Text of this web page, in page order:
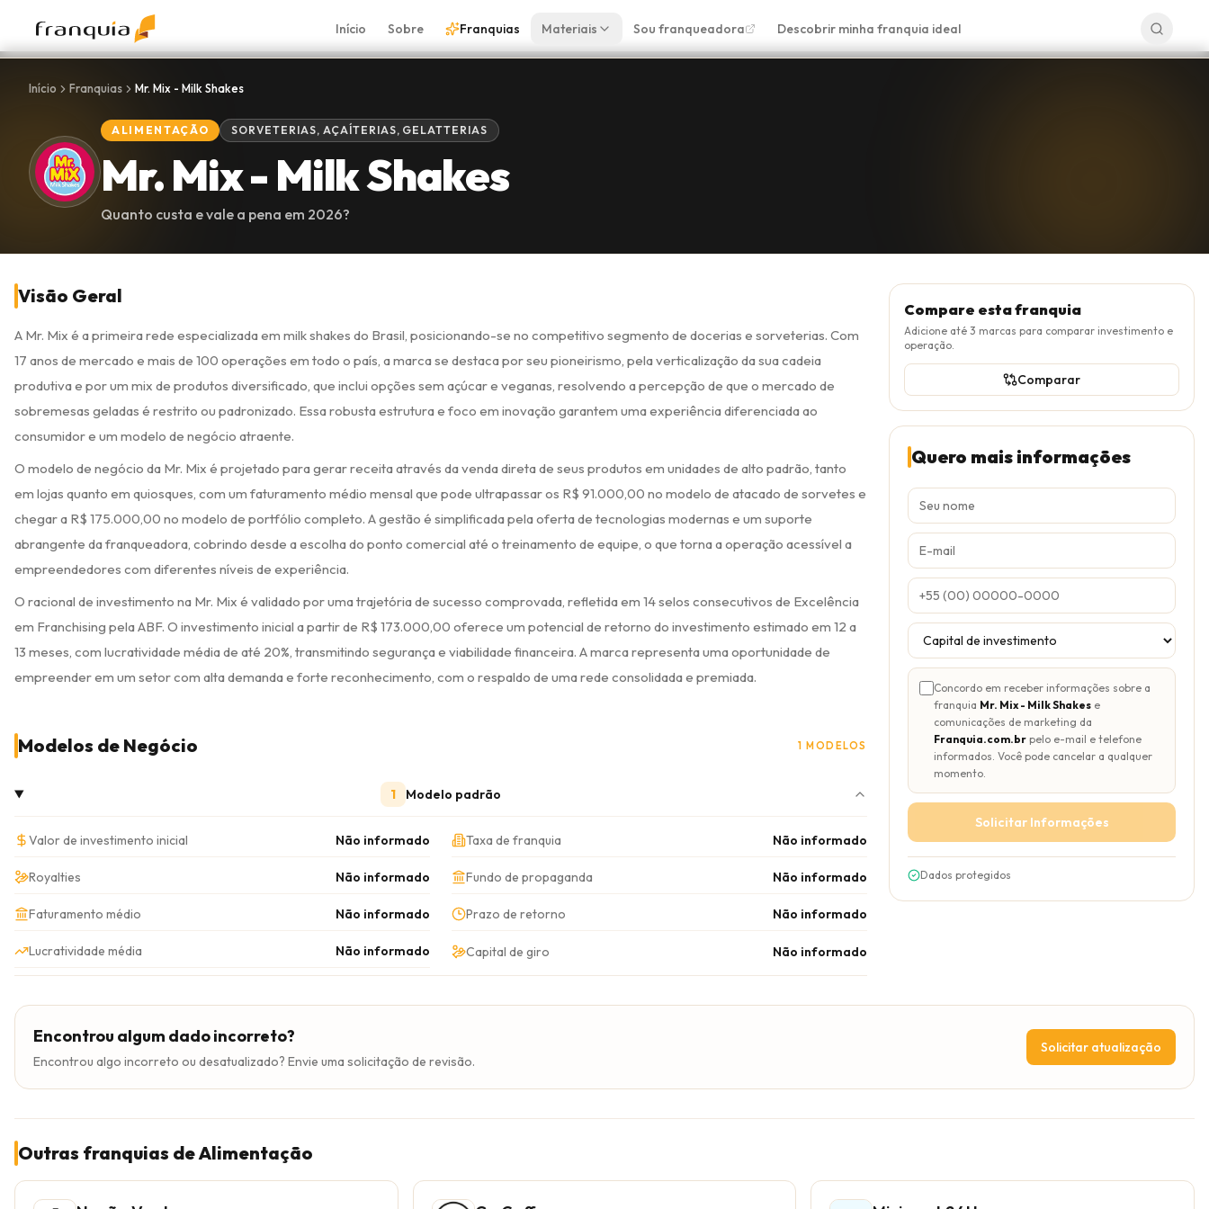
Início Sobre Franquias Materiais Sou franqueadora Descobrir minha franquia ideal
Início Franquias Mr. Mix - Milk Shakes
ALIMENTAÇÃO SORVETERIAS, AÇAÍTERIAS, GELATTERIAS
Mr. Mix - Milk Shakes
Quanto custa e vale a pena em 2026?
Visão Geral
A Mr. Mix é a primeira rede especializada em milk shakes do Brasil, posicionando-se no competitivo segmento de docerias e sorveterias. Com
17 anos de mercado e mais de 100 operações em todo o país, a marca se destaca por seu pioneirismo, pela verticalização da sua cadeia
produtiva e por um mix de produtos diversificado, que inclui opções sem açúcar e veganas, resolvendo a percepção de que o mercado de
sobremesas geladas é restrito ou padronizado. Essa robusta estrutura e foco em inovação garantem uma experiência diferenciada ao
consumidor e um modelo de negócio atraente.
O modelo de negócio da Mr. Mix é projetado para gerar receita através da venda direta de seus produtos em unidades de alto padrão, tanto
em lojas quanto em quiosques, com um faturamento médio mensal que pode ultrapassar os R$ 91.000,00 no modelo de atacado de sorvetes e
chegar a R$ 175.000,00 no modelo de portfólio completo. A gestão é simplificada pela oferta de tecnologias modernas e um suporte
abrangente da franqueadora, cobrindo desde a escolha do ponto comercial até o treinamento de equipe, o que torna a operação acessível a
empreendedores com diferentes níveis de experiência.
O racional de investimento na Mr. Mix é validado por uma trajetória de sucesso comprovada, refletida em 14 selos consecutivos de Excelência
em Franchising pela ABF. O investimento inicial a partir de R$ 173.000,00 oferece um potencial de retorno do investimento estimado em 12 a
13 meses, com lucratividade média de até 20%, transmitindo segurança e viabilidade financeira. A marca representa uma oportunidade de
empreender em um setor com alta demanda e forte reconhecimento, com o respaldo de uma rede consolidada e premiada.
Modelos de Negócio 1 MODELOS
1 Modelo padrão
Valor de investimento inicial Não informado Taxa de franquia Não informado
Royalties Não informado Fundo de propaganda Não informado
Faturamento médio Não informado Prazo de retorno Não informado
Lucratividade média Não informado Capital de giro Não informado
Compare esta franquia
Adicione até 3 marcas para comparar investimento e
operação.
Comparar
Quero mais informações
Concordo em receber informações sobre a
franquia Mr. Mix - Milk Shakes e
comunicações de marketing da
Franquia.com.br pelo e-mail e telefone
informados. Você pode cancelar a qualquer
momento.
Solicitar Informações
Dados protegidos
Encontrou algum dado incorreto?
Encontrou algo incorreto ou desatualizado? Envie uma solicitação de revisão.
Solicitar atualização
Outras franquias de Alimentação